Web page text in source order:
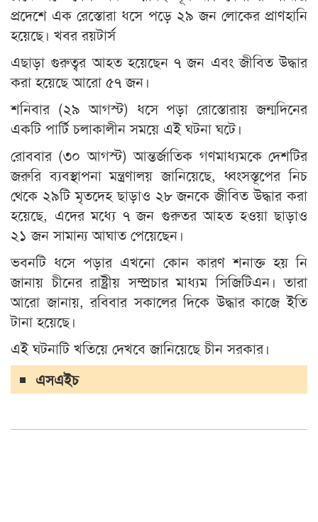
প্রদেশে এক রেস্তোরা ধসে পড়ে ২৯ জন লোকের প্রাণহানি
হয়েছে। খবর রয়টার্স
এছাড়া গুরুত্বর আহত হয়েছেন ৭ জন এবং জীবিত উদ্ধার
করা হয়েছে আরো ৫৭ জন।
শনিবার (২৯ আগস্ট) ধসে পড়া রোস্তোরায় জন্মদিনের
একটি পার্টি চলাকালীন সময়ে এই ঘটনা ঘটে।
রোববার (৩০ আগস্ট) আন্তর্জাতিক গণমাধ্যমকে দেশটির
জরুরি ব্যবস্থাপনা মন্ত্রণালয় জানিয়েছে, ধ্বংসস্তূপের নিচ
থেকে ২৯টি মৃতদেহ ছাড়াও ২৮ জনকে জীবিত উদ্ধার করা
হয়েছে, এদের মধ্যে ৭ জন গুরুতর আহত হওয়া ছাড়াও
২১ জন সামান্য আঘাত পেয়েছেন।
ভবনটি ধসে পড়ার এখনো কোন কারণ শনাক্ত হয় নি
জানায় চীনের রাষ্ট্রীয় সম্প্রচার মাধ্যম সিজিটিএন। তারা
আরো জানায়, রবিবার সকালের দিকে উদ্ধার কাজে ইতি
টানা হয়েছে।
এই ঘটনাটি খতিয়ে দেখবে জানিয়েছে চীন সরকার।
এসএইচ